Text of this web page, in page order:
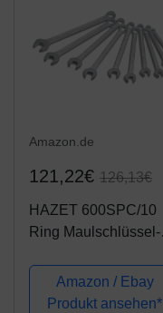
Amazon.de
121,22€ 126,13€
HAZET 600SPC/10
Ring Maulschlüssel-
Amazon / Ebay
Produkt ansehen*